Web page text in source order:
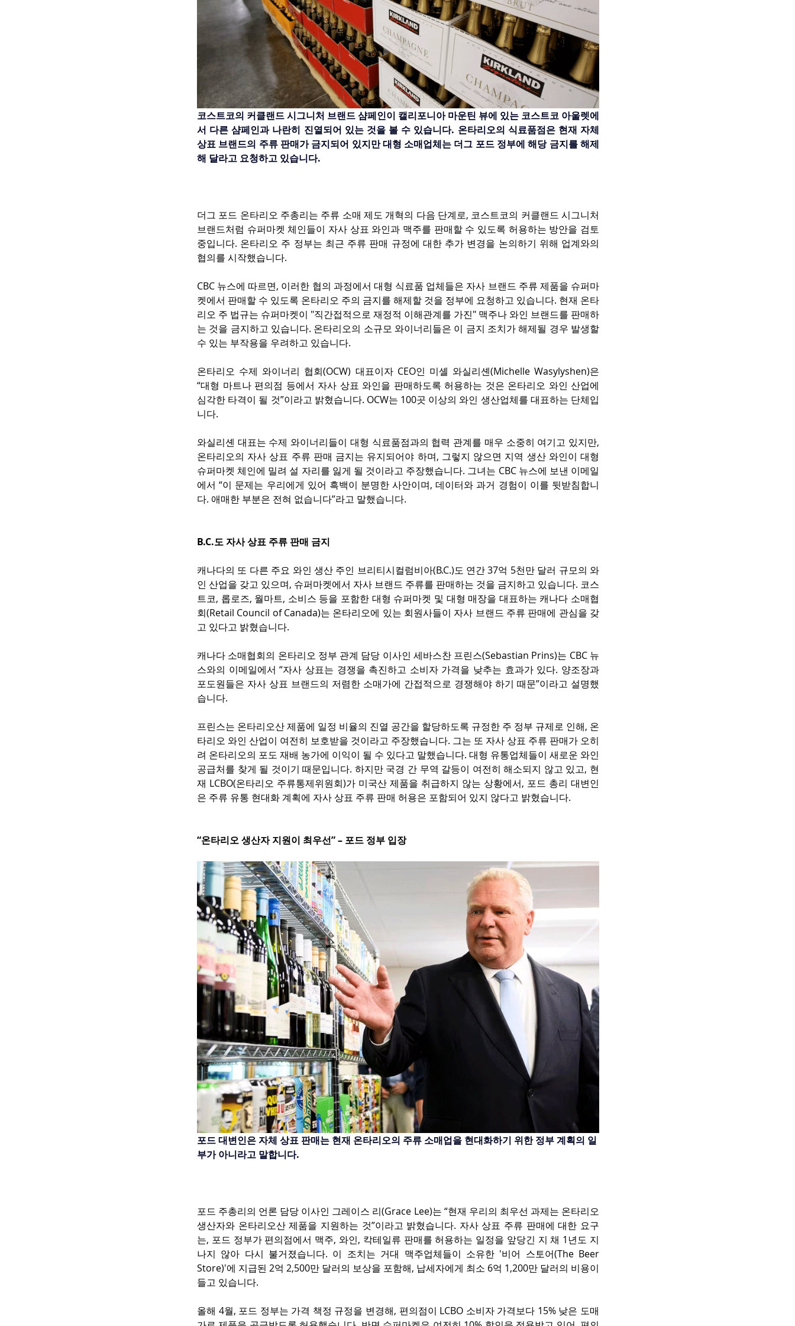
코스트코의 커클랜드 시그니처 브랜드 샴페인이 캘리포니아 마운틴 뷰에 있는 코스트코 아울렛에
서 다른 샴페인과 나란히 진열되어 있는 것을 볼 수 있습니다. 온타리오의 식료품점은 현재 자체
상표 브랜드의 주류 판매가 금지되어 있지만 대형 소매업체는 더그 포드 정부에 해당 금지를 해제
해 달라고 요청하고 있습니다.
더그 포드 온타리오 주총리는 주류 소매 제도 개혁의 다음 단계로, 코스트코의 커클랜드 시그니처
브랜드처럼 슈퍼마켓 체인들이 자사 상표 와인과 맥주를 판매할 수 있도록 허용하는 방안을 검토
중입니다. 온타리오 주 정부는 최근 주류 판매 규정에 대한 추가 변경을 논의하기 위해 업계와의
협의를 시작했습니다.
CBC 뉴스에 따르면, 이러한 협의 과정에서 대형 식료품 업체들은 자사 브랜드 주류 제품을 슈퍼마
켓에서 판매할 수 있도록 온타리오 주의 금지를 해제할 것을 정부에 요청하고 있습니다. 현재 온타
리오 주 법규는 슈퍼마켓이 "직간접적으로 재정적 이해관계를 가진" 맥주나 와인 브랜드를 판매하
는 것을 금지하고 있습니다. 온타리오의 소규모 와이너리들은 이 금지 조치가 해제될 경우 발생할
수 있는 부작용을 우려하고 있습니다.
온타리오 수제 와이너리 협회(OCW) 대표이자 CEO인 미셸 와실리셴(Michelle Wasylyshen)은
“대형 마트나 편의점 등에서 자사 상표 와인을 판매하도록 허용하는 것은 온타리오 와인 산업에
심각한 타격이 될 것”이라고 밝혔습니다. OCW는 100곳 이상의 와인 생산업체를 대표하는 단체입
니다.
와실리셴 대표는 수제 와이너리들이 대형 식료품점과의 협력 관계를 매우 소중히 여기고 있지만,
온타리오의 자사 상표 주류 판매 금지는 유지되어야 하며, 그렇지 않으면 지역 생산 와인이 대형
슈퍼마켓 체인에 밀려 설 자리를 잃게 될 것이라고 주장했습니다. 그녀는 CBC 뉴스에 보낸 이메일
에서 “이 문제는 우리에게 있어 흑백이 분명한 사안이며, 데이터와 과거 경험이 이를 뒷받침합니
다. 애매한 부분은 전혀 없습니다”라고 말했습니다.
B.C.도 자사 상표 주류 판매 금지
캐나다의 또 다른 주요 와인 생산 주인 브리티시컬럼비아(B.C.)도 연간 37억 5천만 달러 규모의 와
인 산업을 갖고 있으며, 슈퍼마켓에서 자사 브랜드 주류를 판매하는 것을 금지하고 있습니다. 코스
트코, 롭로즈, 월마트, 소비스 등을 포함한 대형 슈퍼마켓 및 대형 매장을 대표하는 캐나다 소매협
회(Retail Council of Canada)는 온타리오에 있는 회원사들이 자사 브랜드 주류 판매에 관심을 갖
고 있다고 밝혔습니다.
캐나다 소매협회의 온타리오 정부 관계 담당 이사인 세바스찬 프린스(Sebastian Prins)는 CBC 뉴
스와의 이메일에서 “자사 상표는 경쟁을 촉진하고 소비자 가격을 낮추는 효과가 있다. 양조장과
포도원들은 자사 상표 브랜드의 저렴한 소매가에 간접적으로 경쟁해야 하기 때문”이라고 설명했
습니다.
프린스는 온타리오산 제품에 일정 비율의 진열 공간을 할당하도록 규정한 주 정부 규제로 인해, 온
타리오 와인 산업이 여전히 보호받을 것이라고 주장했습니다. 그는 또 자사 상표 주류 판매가 오히
려 온타리오의 포도 재배 농가에 이익이 될 수 있다고 말했습니다. 대형 유통업체들이 새로운 와인
공급처를 찾게 될 것이기 때문입니다. 하지만 국경 간 무역 갈등이 여전히 해소되지 않고 있고, 현
재 LCBO(온타리오 주류통제위원회)가 미국산 제품을 취급하지 않는 상황에서, 포드 총리 대변인
은 주류 유통 현대화 계획에 자사 상표 주류 판매 허용은 포함되어 있지 않다고 밝혔습니다.
“온타리오 생산자 지원이 최우선” – 포드 정부 입장
포드 대변인은 자체 상표 판매는 현재 온타리오의 주류 소매업을 현대화하기 위한 정부 계획의 일
부가 아니라고 말합니다.
포드 주총리의 언론 담당 이사인 그레이스 리(Grace Lee)는 “현재 우리의 최우선 과제는 온타리오
생산자와 온타리오산 제품을 지원하는 것”이라고 밝혔습니다. 자사 상표 주류 판매에 대한 요구
는, 포드 정부가 편의점에서 맥주, 와인, 칵테일류 판매를 허용하는 일정을 앞당긴 지 채 1년도 지
나지 않아 다시 불거졌습니다. 이 조치는 거대 맥주업체들이 소유한 '비어 스토어(The Beer
Store)'에 지급된 2억 2,500만 달러의 보상을 포함해, 납세자에게 최소 6억 1,200만 달러의 비용이
들고 있습니다.
올해 4월, 포드 정부는 가격 책정 규정을 변경해, 편의점이 LCBO 소비자 가격보다 15% 낮은 도매